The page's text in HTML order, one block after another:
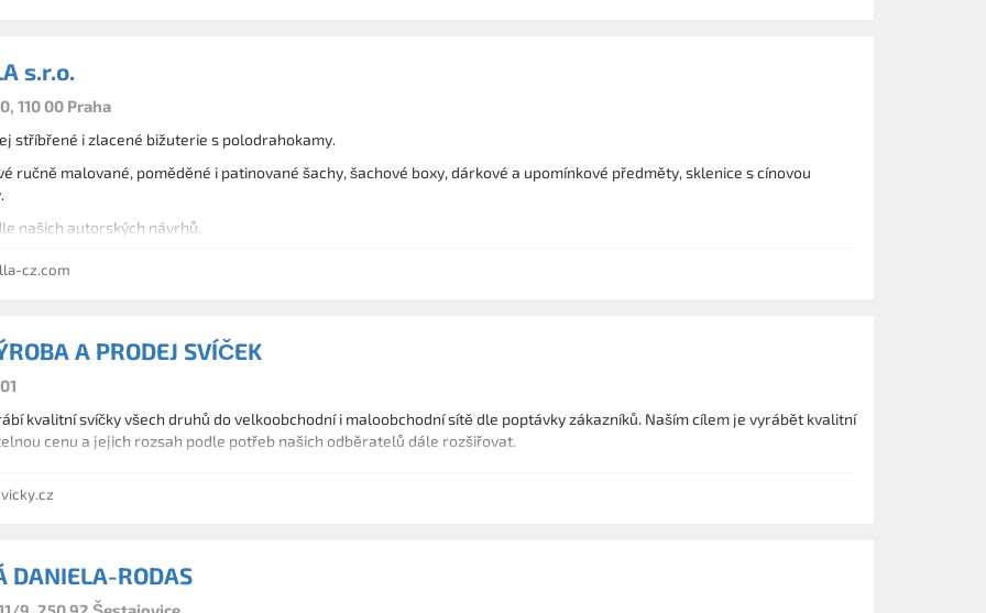
s.r.o.
110 00 Praha
stříbřené i zlacené bižuterie s polodrahokamy.
ručně malované, poměděné i patinované šachy, šachové boxy, dárkové a upomínkové předměty, sklenice s cínovou
našich autorských návrhů.
cz.com
A PRODEJ SVÍČEK
kvalitní svíčky všech druhů do velkoobchodní i maloobchodní sítě dle poptávky zákazníků. Naším cílem je vyrábět kvalitní
cenu a jejich rozsah podle potřeb našich odběratelů dále rozšiřovat.
DANIELA-RODAS